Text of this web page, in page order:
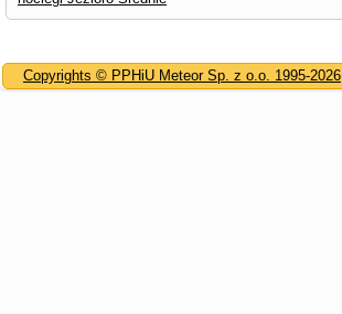
Copyrights © PPHiU Meteor Sp. z o.o. 1995-2026